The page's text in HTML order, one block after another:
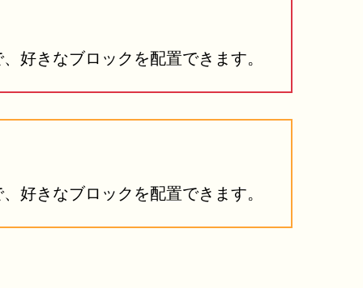
好きなブロックを配置できます。
好きなブロックを配置できます。